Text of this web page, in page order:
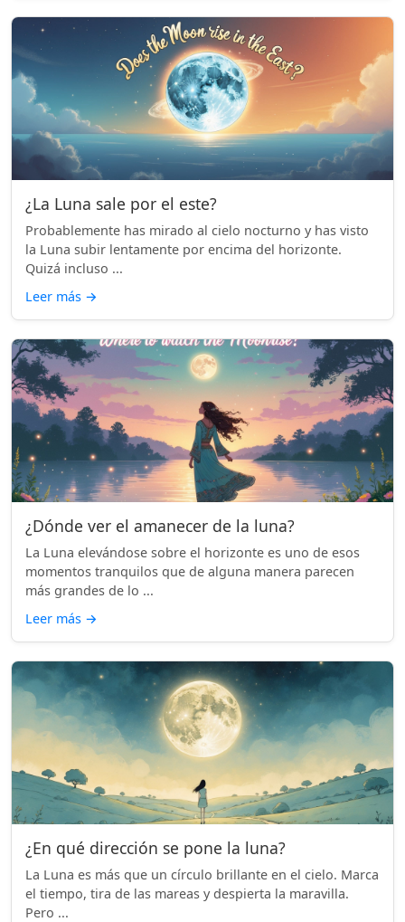
¿La Luna sale por el este?
Probablemente has mirado al cielo nocturno y has visto
la Luna subir lentamente por encima del horizonte.
Quizá incluso ...
Leer más →
¿Dónde ver el amanecer de la luna?
La Luna elevándose sobre el horizonte es uno de esos
momentos tranquilos que de alguna manera parecen
más grandes de lo ...
Leer más →
¿En qué dirección se pone la luna?
La Luna es más que un círculo brillante en el cielo. Marca
el tiempo, tira de las mareas y despierta la maravilla.
Pero ...